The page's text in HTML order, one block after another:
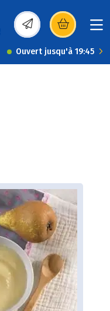
(s’ouvre dans une
Ouvert jusqu'à 19:45